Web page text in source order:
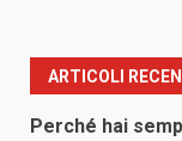
ARTICOLI
Perché hai